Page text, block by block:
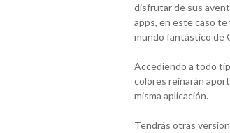
disfrutar de sus
apps, en este caso te
mundo fantástico de
Accediendo a todo
colores reinarán
misma aplicación.
Tendrás otras